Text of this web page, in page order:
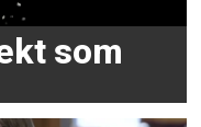
som